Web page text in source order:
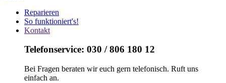
Reparieren
So funktioniert's!
Kontakt
Telefonservice: 030 / 806 180 12
Bei Fragen beraten wir euch gern telefonisch. Ruft uns
einfach an.